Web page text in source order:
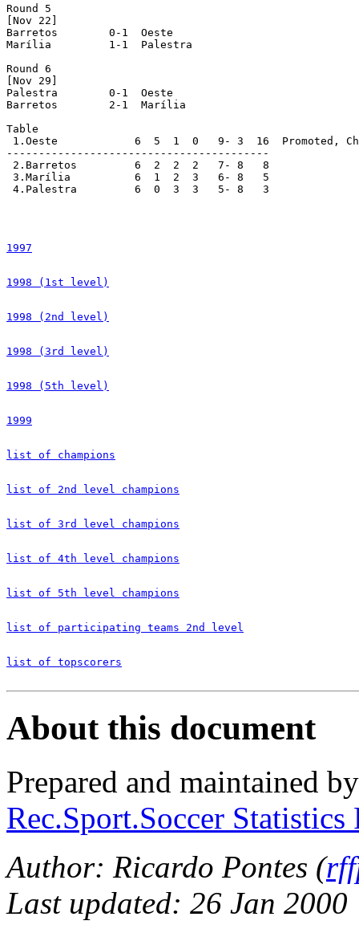
Round 5
[Nov 22]
Barretos        0-1  Oeste
Marília         1-1  Palestra
Round 6
[Nov 29]
Palestra        0-1  Oeste
Barretos        2-1  Marília
Table
1.Oeste            6  5  1  0   9- 3  16  Promoted,
-----------------------------------------
2.Barretos         6  2  2  2   7- 8   8
3.Marília          6  1  2  3   6- 8   5
4.Palestra         6  0  3  3   5- 8   3
1997
1998 (1st level)
1998 (2nd level)
1998 (3rd level)
1998 (5th level)
1999
list of champions
list of 2nd level champions
list of 3rd level champions
list of 4th level champions
list of 5th level champions
list of participating teams 2nd level
list of topscorers
About this document
Prepared and maintained
Rec.Sport.Soccer
Author: Ricardo Pontes (
Last updated: 26 Jan 2000